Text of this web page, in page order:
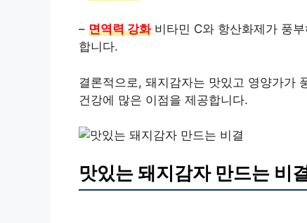
– 면역력 강화비타민 C와 항산화제가 풍
합니다.
결론적으로, 돼지감자는 맛있고 영양가가
건강에 많은 이점을 제공합니다.
맛있는 돼지감자 만드는 비